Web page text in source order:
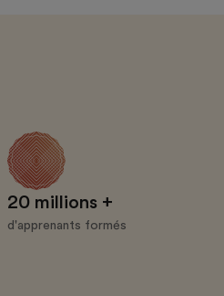
20 millions +
d'apprenants formés